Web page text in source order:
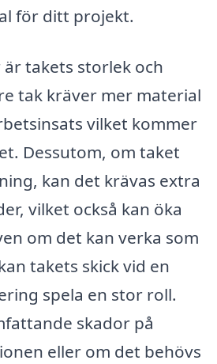
för ditt projekt.
takets storlek och
tak kräver mer material
vilket kommer
Dessutom, om taket
kan det krävas extra
vilket också kan öka
om det kan verka som
takets skick vid en
spela en stor roll.
skador på
eller om det behövs